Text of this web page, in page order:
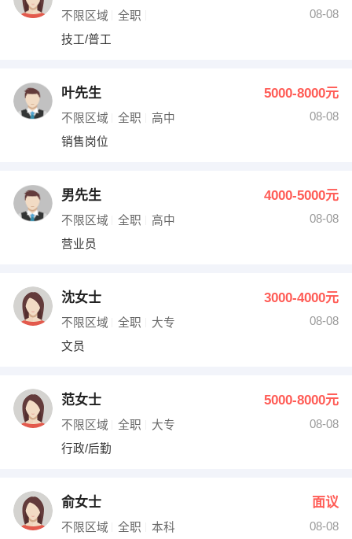
水电/机修
编辑 法律
其他职位
不限区域 全职
08-08
技工/普工
叶先生 5000-8000元
不限区域 全职 高中
08-08
销售岗位
男先生 4000-5000元
不限区域 全职 高中
08-08
营业员
沈女士 3000-4000元
不限区域 全职 大专
08-08
文员
范女士 5000-8000元
不限区域 全职 大专
08-08
行政/后勤
俞女士 面议
不限区域 全职 本科
08-08